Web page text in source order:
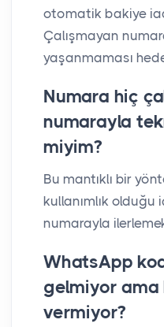
otomatik bakiye
Çalışmayan
yaşanmaması
Numara hiç
numarayla
miyim?
Bu mantıklı bir
kullanımlık
numarayla
WhatsApp
gelmiyor
vermiyor?